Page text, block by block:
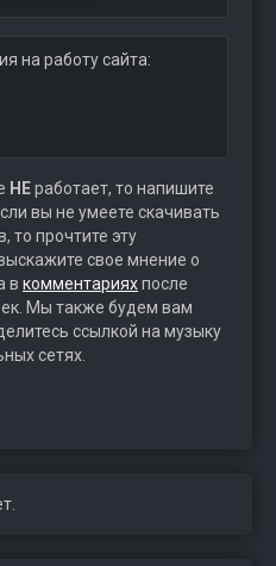
на работу сайта:
НЕработает, то напишите
вы не умеете скачивать
прочтите эту
свое мнение о
в комментарияхпосле
Мы также будем вам
ссылкой на музыку
сетях.